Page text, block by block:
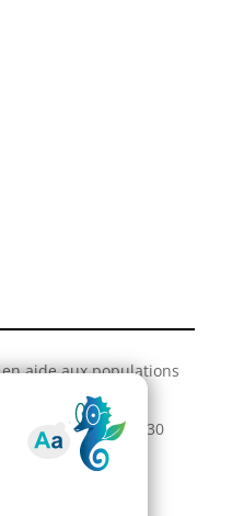
aide aux populations
les 28, 29 et 30